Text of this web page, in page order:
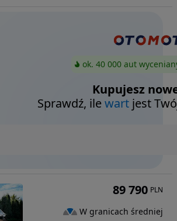
ok. 40 000 aut
Kupujesz
Sprawdź, ilewart jest
89 790 PLN
W granicach średniej